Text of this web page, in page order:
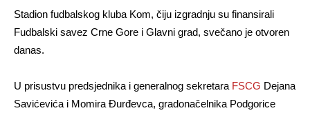
Stadion fudbalskog kluba Kom, čiju izgradnju su finansirali
Fudbalski savez Crne Gore i Glavni grad, svečano je otvoren
danas.
U prisustvu predsjednika i generalnog sekretara FSCG Dejana
Savićevića i Momira Đurđevca, gradonačelnika Podgorice